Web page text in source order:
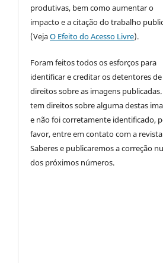
produtivas, bem como aumentar o
impacto e a citação do trabalho
(VejaO Efeito do Acesso Livre).
Foram feitos todos os esforços para
identificar e creditar os detentores de
direitos sobre as imagens publicadas.
tem direitos sobre alguma destas
e não foi corretamente identificado,
favor, entre em contato com a revista
Saberes e publicaremos a correção
dos próximos números.